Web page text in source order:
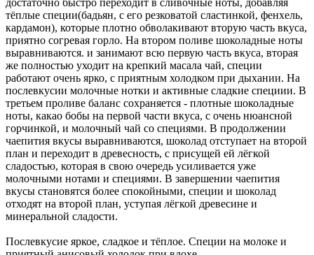
тёплые специи(бадьян, с его резковатой сластинкой, фенхель,
кардамон), которые плотно обволакивают вторую часть вкуса,
приятно согревая горло. На втором поливе шоколадные ноты
выравниваются. и занимают всю первую часть вкуса, вторая
же полностью уходит на крепкий масала чай, специи
работают очень ярко, с приятным холодком при дыхании. На
послевкусии молочные нотки и активные сладкие специии. В
третьем проливе баланс сохраняется - плотные шоколадные
ноты, какао бобы на первой части вкуса, с очень нюансной
горчинкой, и молочный чай со специями. В продолжении
чаепития вкусы выравниваются, шоколад отступает на второй
план и переходит в древесность, с присущей ей лёгкой
сладостью, которая в свою очередь усиливается уже
молочными нотами и специями. В завершении чаепития
вкусы становятся более спокойными, специи и шоколад
отходят на второй план, уступая лёгкой древесине и
минеральной сладости.
Послевкусие яркое, сладкое и тёплое. Специи на молоке и